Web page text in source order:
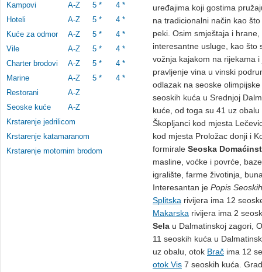
Kampovi
A-Z 5 *
4 *
Hoteli
A-Z 5 *
4 *
Kuće za odmor
A-Z 5 *
4 *
Vile
A-Z 5 *
4 *
Charter brodovi
A-Z 5 *
4 *
Marine
A-Z 5 *
4 *
Restorani
A-Z
Seoske kuće
A-Z
Krstarenje jedrilicom
Krstarenje katamaranom
Krstarenje motornim brodom
uređajima koji gostima
na tradicionalni način kao
peki. Osim smještaja i
interesantne usluge, kao što
vožnja kajakom na rijekama
pravljenje vina u vinski
odlazak na seoske
seoskih kuća u Srednjoj
kuće, od toga su 41 uz
Škopljanci kod mjesta
kod mjesta Proložac donji i
formirale Seoska
masline, voćke i povrće,
igralište, farme životinja,
Interesantan je Popis
Splitska rivijera ima 12
Makarska rivijera ima 2
Sela u Dalmatinskoj zagori,
11 seoskih kuća u
uz obalu, otok Brač ima 12
otok Vis 7 seoskih kuća.